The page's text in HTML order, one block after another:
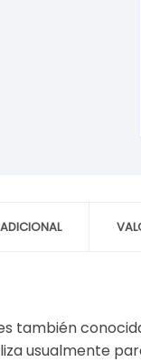
también
usualmente